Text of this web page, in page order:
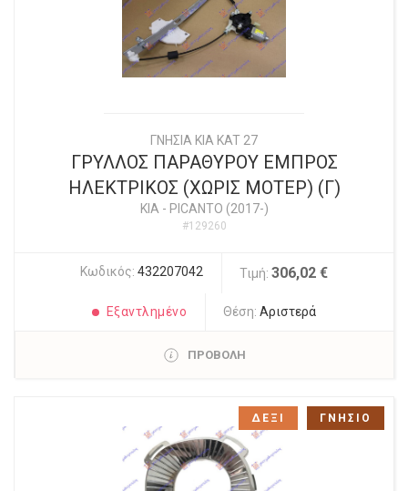
ΓΝΗΣΙΑ KIA KAT 27
ΓΡΥΛΛΟΣ ΠΑΡΑΘΥΡΟΥ ΕΜΠΡΟΣ
ΗΛΕΚΤΡΙΚΟΣ (ΧΩΡΙΣ ΜΟΤΕΡ) (Γ)
KIA - PICANTO (2017-)
#129260
Κωδικός: 432207042 Τιμή: 306,02 €
Εξαντλημένο Θέση:Αριστερά
ΠΡΟΒΟΛΗ
ΔΕΞΙ ΓΝΗΣΙΟ